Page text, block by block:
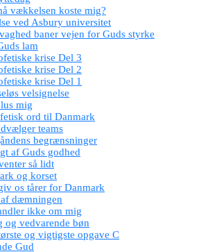
vækkelsen koste mig?
ved Asbury universitet
baner vejen for Guds styrke
lam
krise Del 3
krise Del 2
krise Del 1
velsignelse
mig
ord til Danmark
teams
begrænsninger
af Guds godhed
så lidt
og korset
os tårer for Danmark
dæmningen
ikke om mig
og vedvarende bøn
og vigtigste opgave C
Gud